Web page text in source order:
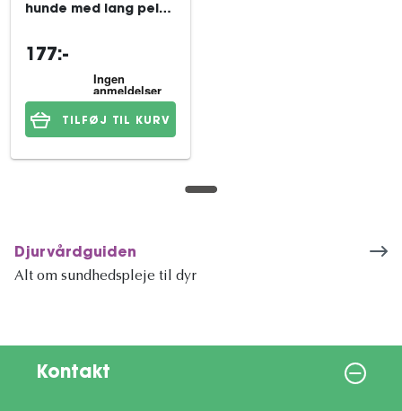
hunde med lang pels
177:-
TILFØJ TIL KURV
Djurvårdguiden
Alt om sundhedspleje til dyr
Kontakt